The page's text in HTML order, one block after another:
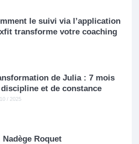
le suivi via l’application
transforme votre coaching
de Julia : 7 mois
et de constance
/ 2025
Nadège Roquet